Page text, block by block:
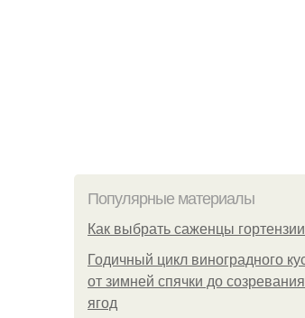
Популярные материалы
Как выбрать саженцы гортензии
Годичный цикл виноградного
от зимней спячки до созревания
ягод